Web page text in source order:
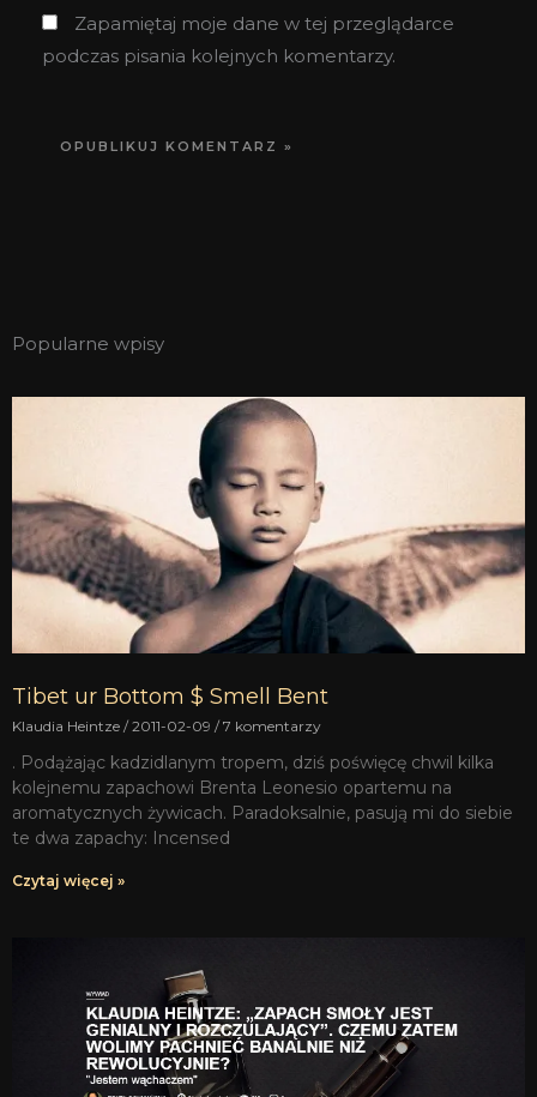
Zapamiętaj moje dane w tej przeglądarce
podczas pisania kolejnych komentarzy.
Popularne wpisy
Tibet ur Bottom $ Smell Bent
Klaudia Heintze 2011-02-09 7 komentarzy
. Podążając kadzidlanym tropem, dziś poświęcę chwil kilka
kolejnemu zapachowi Brenta Leonesio opartemu na
aromatycznych żywicach. Paradoksalnie, pasują mi do siebie
te dwa zapachy: Incensed
Czytaj więcej »